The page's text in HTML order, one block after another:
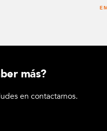
más?
en contactarnos.